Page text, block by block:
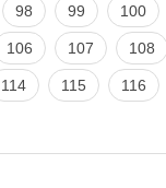
98 99 100
106 107 108
114 115 116